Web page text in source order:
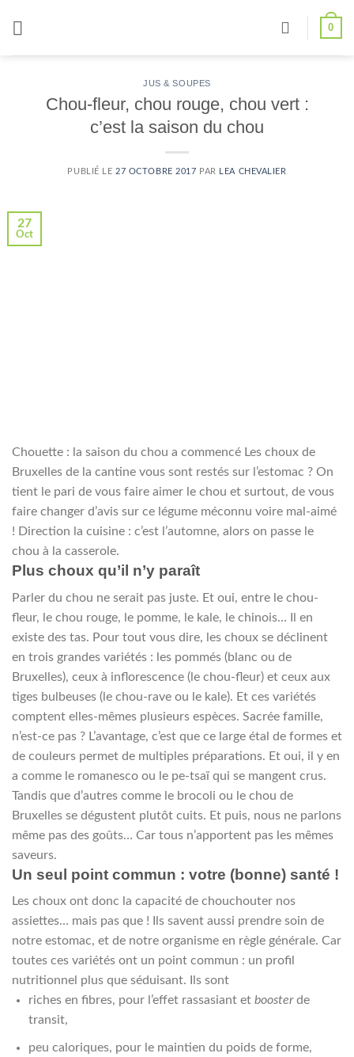
0
JUS & SOUPES
Chou-fleur, chou rouge, chou vert :
c’est la saison du chou
PUBLIÉ LE 27 OCTOBRE 2017 PAR LEA CHEVALIER
27
Oct
Chouette : la saison du chou a commencé Les choux de
Bruxelles de la cantine vous sont restés sur l’estomac ? On
tient le pari de vous faire aimer le chou et surtout, de vous
faire changer d’avis sur ce légume méconnu voire mal-aimé
! Direction la cuisine : c’est l’automne, alors on passe le
chou à la casserole.
Plus choux qu’il n’y paraît
Parler du chou ne serait pas juste. Et oui, entre le chou-
fleur, le chou rouge, le pomme, le kale, le chinois… Il en
existe des tas. Pour tout vous dire, les choux se déclinent
en trois grandes variétés : les pommés (blanc ou de
Bruxelles), ceux à inflorescence (le chou-fleur) et ceux aux
tiges bulbeuses (le chou-rave ou le kale). Et ces variétés
comptent elles-mêmes plusieurs espèces. Sacrée famille,
n’est-ce pas ? L’avantage, c’est que ce large étal de formes et
de couleurs permet de multiples préparations. Et oui, il y en
a comme le romanesco ou le pe-tsaï qui se mangent crus.
Tandis que d’autres comme le brocoli ou le chou de
Bruxelles se dégustent plutôt cuits. Et puis, nous ne parlons
même pas des goûts… Car tous n’apportent pas les mêmes
saveurs.
Un seul point commun : votre (bonne) santé !
Les choux ont donc la capacité de chouchouter nos
assiettes… mais pas que ! Ils savent aussi prendre soin de
notre estomac, et de notre organisme en règle générale. Car
toutes ces variétés ont un point commun : un profil
nutritionnel plus que séduisant. Ils sont
riches en fibres, pour l’effet rassasiant et boosterde
transit,
peu caloriques, pour le maintien du poids de forme,